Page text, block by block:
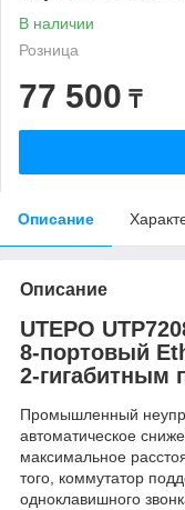
В наличии
Розница
77 500 ₸
Описание
Описание
UTEPO
8-портовый
2-гигабитным
Промышленный
автоматическое
максимальное
того, коммутатор
одноклавишного